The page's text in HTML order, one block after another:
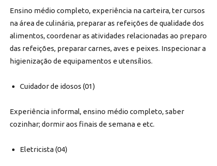
Ensino médio completo, experiência na carteira, ter cursos
na área de culinária, preparar as refeições de qualidade dos
alimentos, coordenar as atividades relacionadas ao preparo
das refeições, preparar carnes, aves e peixes. Inspecionar a
higienização de equipamentos e utensílios.
Cuidador de idosos (01)
Experiência informal, ensino médio completo, saber
cozinhar; dormir aos finais de semana e etc.
Eletricista (04)